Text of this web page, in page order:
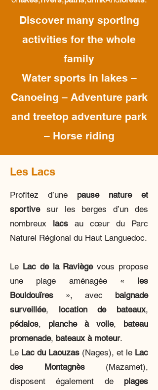
Discover many sporting
activities for the whole
family
Water sports in lakes –
Canoeing – Adventure park
and treetop adventure park
– Horse riding
Les Lacs
Profitez d’une pause nature et
sportivesur les berges d’un des
nombreux lacs au cœur du Parc
Naturel Régional du Haut Languedoc.
Le Lac de la Raviègevous propose
une plage aménagée « les
Bouldouïres », avec baignade
surveillée, location de bateaux,
pédalos, planche à voile, bateau
promenade, bateaux à moteur.
Le Lac du Laouzas (Nages), et le Lac
des Montagnès (Mazamet),
disposent également de plages